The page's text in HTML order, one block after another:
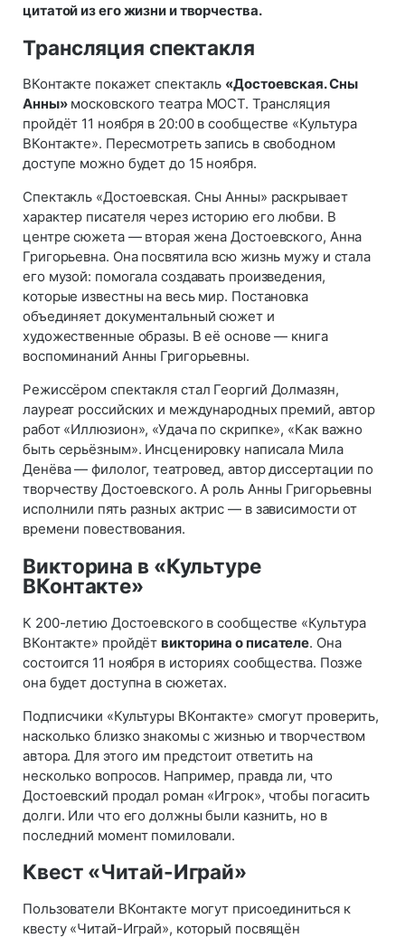
цитатой из его жизни и творчества.
Трансляция спектакля
ВКонтакте покажет спектакль «Достоевская. Сны
Анны»московского театра МОСТ. Трансляция
пройдёт 11 ноября в 20:00 в сообществе «Культура
ВКонтакте». Пересмотреть запись в свободном
доступе можно будет до 15 ноября.
Спектакль «Достоевская. Сны Анны» раскрывает
характер писателя через историю его любви. В
центре сюжета — вторая жена Достоевского, Анна
Григорьевна. Она посвятила всю жизнь мужу и стала
его музой: помогала создавать произведения,
которые известны на весь мир. Постановка
объединяет документальный сюжет и
художественные образы. В её основе — книга
воспоминаний Анны Григорьевны.
Режиссёром спектакля стал Георгий Долмазян,
лауреат российских и международных премий, автор
работ «Иллюзион», «Удача по скрипке», «Как важно
быть серьёзным». Инсценировку написала Мила
Денёва — филолог, театровед, автор диссертации по
творчеству Достоевского. А роль Анны Григорьевны
исполнили пять разных актрис — в зависимости от
времени повествования.
Викторина в «Культуре
ВКонтакте»
К 200-летию Достоевского в сообществе «Культура
ВКонтакте» пройдёт викторина о писателе. Она
состоится 11 ноября в историях сообщества. Позже
она будет доступна в сюжетах.
Подписчики «Культуры ВКонтакте» смогут проверить,
насколько близко знакомы с жизнью и творчеством
автора. Для этого им предстоит ответить на
несколько вопросов. Например, правда ли, что
Достоевский продал роман «Игрок», чтобы погасить
долги. Или что его должны были казнить, но в
последний момент помиловали.
Квест «Читай-Играй»
Пользователи ВКонтакте могут присоединиться к
квесту «Читай-Играй», который посвящён